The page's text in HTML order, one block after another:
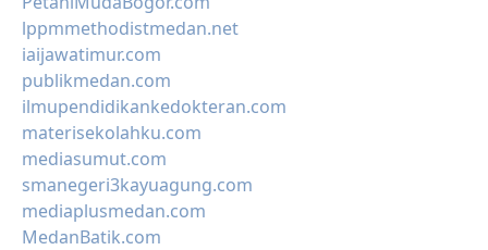
lppmmethodistmedan.net
iaijawatimur.com
publikmedan.com
ilmupendidikankedokteran.com
materisekolahku.com
mediasumut.com
smanegeri3kayuagung.com
mediaplusmedan.com
MedanBatik.com